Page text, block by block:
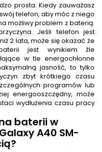
prosta. Kiedy zauważasz
telefon, aby móc z niego
możliwy problem z baterią.
Jeśli telefon jest
2 lata, może się okazać że
jest wynikiem źle
w tle energochłonne
jasność, to tylko
zbyt krótkiego czasu
programów lub
energooszczędny, może
wydłużenia czasu pracy
baterii w
A40 SM-